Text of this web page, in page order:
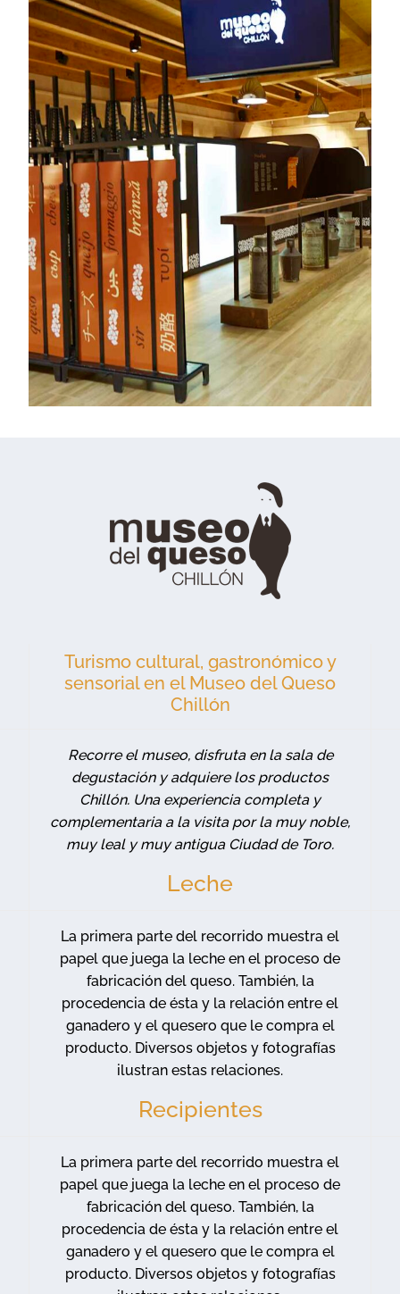
Turismo cultural, gastronómico y
sensorial en el Museo del Queso
Chillón
Recorre el museo, disfruta en la sala de
degustación y adquiere los productos
Chillón. Una experiencia completa y
complementaria a la visita por la muy noble,
muy leal y muy antigua Ciudad de Toro.
Leche
La primera parte del recorrido muestra el
papel que juega la leche en el proceso de
fabricación del queso. También, la
procedencia de ésta y la relación entre el
ganadero y el quesero que le compra el
producto. Diversos objetos y fotografías
ilustran estas relaciones.
Recipientes
La primera parte del recorrido muestra el
papel que juega la leche en el proceso de
fabricación del queso. También, la
procedencia de ésta y la relación entre el
ganadero y el quesero que le compra el
producto. Diversos objetos y fotografías